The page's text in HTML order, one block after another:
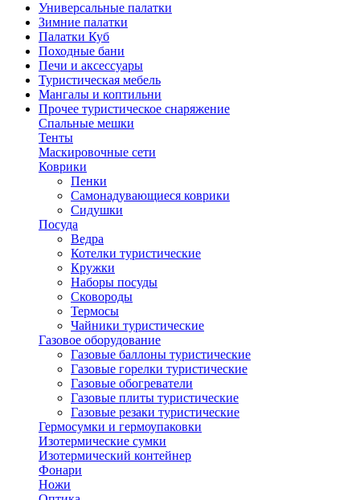
Универсальные палатки
Зимние палатки
Палатки Куб
Походные бани
Печи и аксессуары
Туристическая мебель
Мангалы и коптильни
Прочее туристическое снаряжение
Спальные мешки
Тенты
Маскировочные сети
Коврики
Пенки
Самонадувающиеся коврики
Сидушки
Посуда
Ведра
Котелки туристические
Кружки
Наборы посуды
Сковороды
Термосы
Чайники туристические
Газовое оборудование
Газовые баллоны туристические
Газовые горелки туристические
Газовые обогреватели
Газовые плиты туристические
Газовые резаки туристические
Гермосумки и гермоупаковки
Изотермические сумки
Изотермический контейнер
Фонари
Ножи